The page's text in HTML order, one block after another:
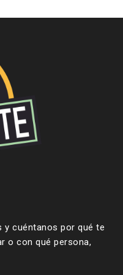
cuéntanos por qué te
o con qué persona,